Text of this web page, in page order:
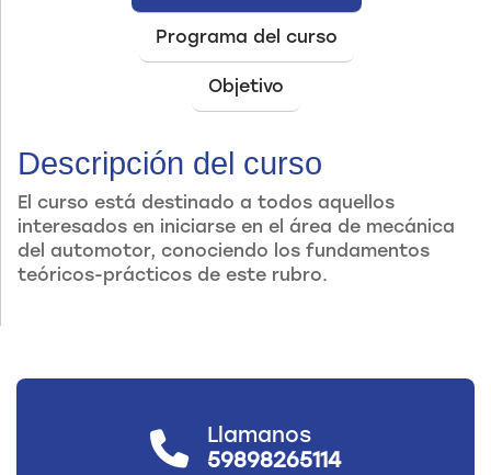
Programa del curso
Objetivo
Descripción del curso
El curso está destinado a todos aquellos
interesados en iniciarse en el área de mecánica
del automotor, conociendo los fundamentos
teóricos-prácticos de este rubro.
Llamanos
59898265114